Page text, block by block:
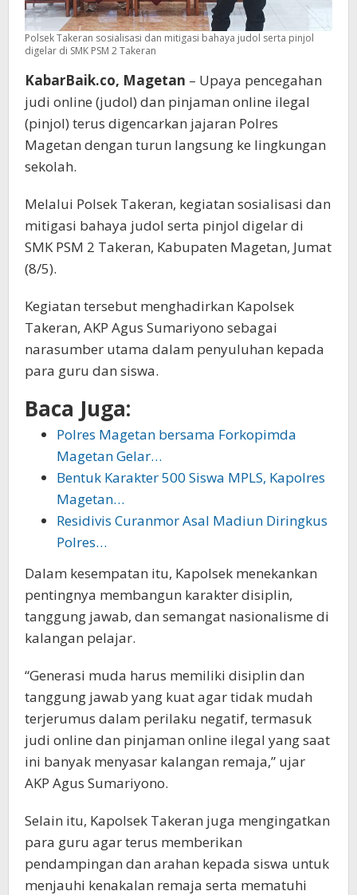
Polsek Takeran sosialisasi dan mitigasi bahaya judol serta pinjol
digelar di SMK PSM 2 Takeran
KabarBaik.co, Magetan – Upaya pencegahan
judi online (judol) dan pinjaman online ilegal
(pinjol) terus digencarkan jajaran Polres
Magetan dengan turun langsung ke lingkungan
sekolah.
Melalui Polsek Takeran, kegiatan sosialisasi dan
mitigasi bahaya judol serta pinjol digelar di
SMK PSM 2 Takeran, Kabupaten Magetan, Jumat
(8/5).
Kegiatan tersebut menghadirkan Kapolsek
Takeran, AKP Agus Sumariyono sebagai
narasumber utama dalam penyuluhan kepada
para guru dan siswa.
Baca Juga:
Polres Magetan bersama Forkopimda
Magetan Gelar…
Bentuk Karakter 500 Siswa MPLS, Kapolres
Magetan…
Residivis Curanmor Asal Madiun Diringkus
Polres…
Dalam kesempatan itu, Kapolsek menekankan
pentingnya membangun karakter disiplin,
tanggung jawab, dan semangat nasionalisme di
kalangan pelajar.
“Generasi muda harus memiliki disiplin dan
tanggung jawab yang kuat agar tidak mudah
terjerumus dalam perilaku negatif, termasuk
judi online dan pinjaman online ilegal yang saat
ini banyak menyasar kalangan remaja,” ujar
AKP Agus Sumariyono.
Selain itu, Kapolsek Takeran juga mengingatkan
para guru agar terus memberikan
pendampingan dan arahan kepada siswa untuk
menjauhi kenakalan remaja serta mematuhi